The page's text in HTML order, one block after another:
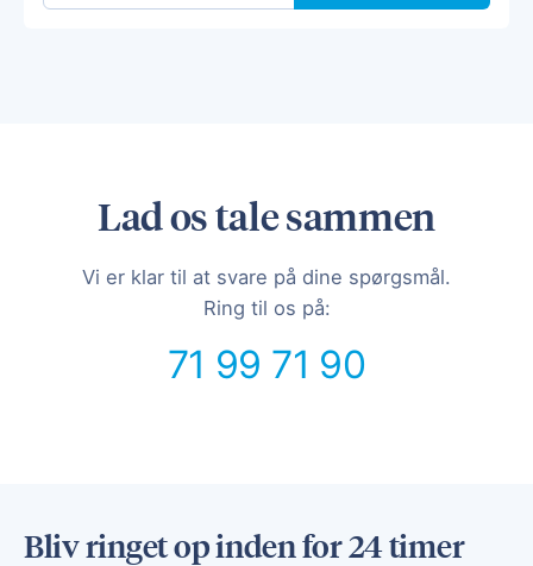
Lad os tale sammen
Vi er klar til at svare på dine spørgsmål.
Ring til os på:
71 99 71 90
Bliv ringet op inden for 24 timer